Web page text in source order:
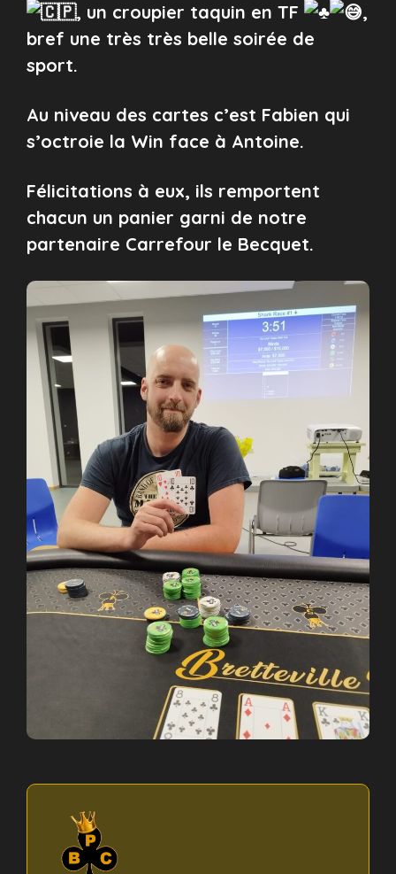
, un croupier taquin en TF
,
bref une très très belle soirée de
sport.
Au niveau des cartes c’est Fabien qui
s’octroie la Win face à Antoine.
Félicitations à eux, ils remportent
chacun un panier garni de notre
partenaire Carrefour le Becquet.